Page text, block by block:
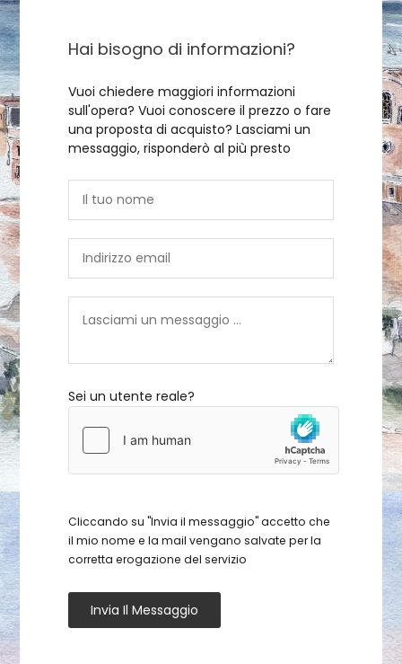
Hai bisogno di informazioni?
Vuoi chiedere maggiori informazioni
sull'opera? Vuoi conoscere il prezzo o fare
una proposta di acquisto? Lasciami un
messaggio, risponderò al più presto
Sei un utente reale?
Cliccando su "Invia il messaggio" accetto che
il mio nome e la mail vengano salvate per la
corretta erogazione del servizio
Invia Il Messaggio